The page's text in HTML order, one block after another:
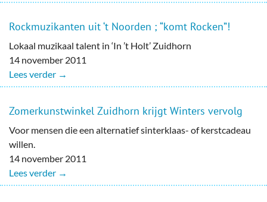
Rockmuzikanten uit ‘t Noorden ; “komt Rocken”!
Lokaal muzikaal talent in ‘In ’t Holt’ Zuidhorn
14 november 2011
Lees verder →
Zomerkunstwinkel Zuidhorn krijgt Winters vervolg
Voor mensen die een alternatief sinterklaas- of kerstcadeau
willen.
14 november 2011
Lees verder →